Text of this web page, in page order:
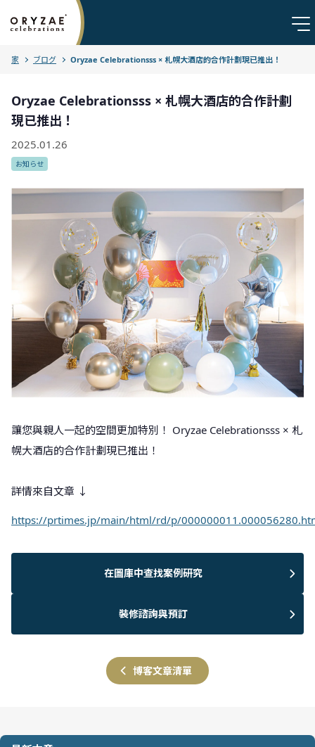
家 ブログ Oryzae Celebrationsss × 札幌大酒店的合作計劃現已推出！
Oryzae Celebrationsss × 札幌大酒店的合作計劃
現已推出！
2025.01.26
お知らせ
讓您與親人一起的空間更加特別！ Oryzae Celebrationsss × 札
幌大酒店的合作計劃現已推出！
詳情來自文章 ↓
https://prtimes.jp/main/html/rd/p/
在圖庫中查找案例研究
裝修諮詢與預訂
博客文章清單